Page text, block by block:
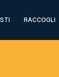
RACCOGLI